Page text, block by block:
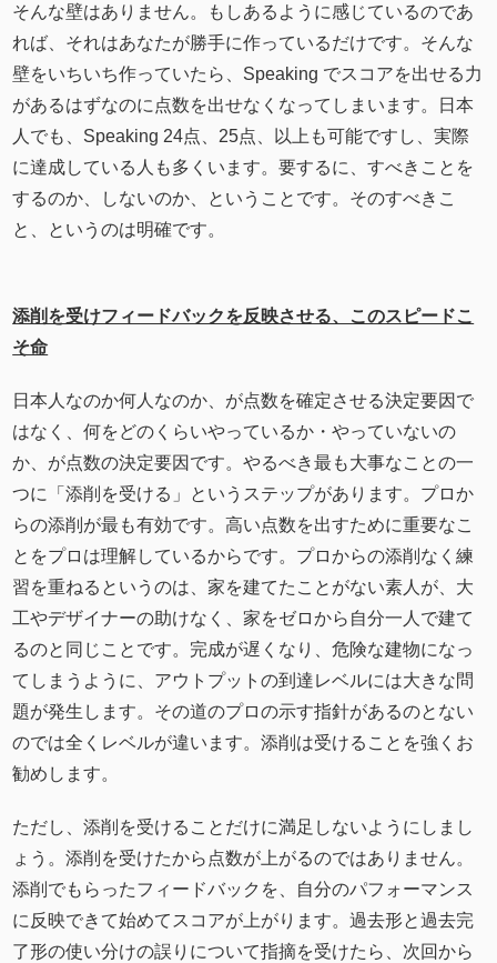
そんな壁はありません。もしあるように感じているのであ
れば、それはあなたが勝手に作っているだけです。そんな
壁をいちいち作っていたら、Speaking でスコアを出せる力
があるはずなのに点数を出せなくなってしまいます。日本
人でも、Speaking 24点、25点、以上も可能ですし、実際
に達成している人も多くいます。要するに、すべきことを
するのか、しないのか、ということです。そのすべきこ
と、というのは明確です。
添削を受けフィードバックを反映させる、このスピードこ
そ命
日本人なのか何人なのか、が点数を確定させる決定要因で
はなく、何をどのくらいやっているか・やっていないの
か、が点数の決定要因です。やるべき最も大事なことの一
つに「添削を受ける」というステップがあります。プロか
らの添削が最も有効です。高い点数を出すために重要なこ
とをプロは理解しているからです。プロからの添削なく練
習を重ねるというのは、家を建てたことがない素人が、大
工やデザイナーの助けなく、家をゼロから自分一人で建て
るのと同じことです。完成が遅くなり、危険な建物になっ
てしまうように、アウトプットの到達レベルには大きな問
題が発生します。その道のプロの示す指針があるのとない
のでは全くレベルが違います。添削は受けることを強くお
勧めします。
ただし、添削を受けることだけに満足しないようにしまし
ょう。添削を受けたから点数が上がるのではありません。
添削でもらったフィードバックを、自分のパフォーマンス
に反映できて始めてスコアが上がります。過去形と過去完
了形の使い分けの誤りについて指摘を受けたら、次回から